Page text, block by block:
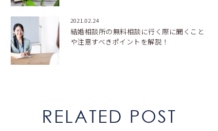
2021.02.24
結婚相談所の無料相談に行く際に聞くこと
や注意すべきポイントを解説！
RELATED POST